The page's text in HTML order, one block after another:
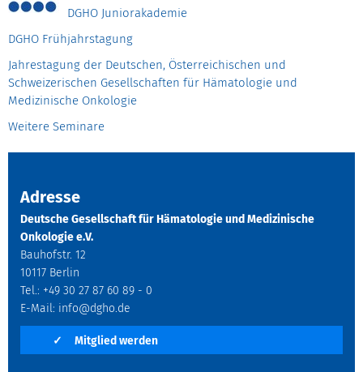
DGHO Juniorakademie
DGHO Frühjahrstagung
Jahrestagung der Deutschen, Österreichischen und
Schweizerischen Gesellschaften für Hämatologie und
Medizinische Onkologie
Weitere Seminare
Adresse
Deutsche Gesellschaft für Hämatologie und Medizinische
Onkologie e.V.
Bauhofstr. 12
10117 Berlin
Tel.: +49 30 27 87 60 89 - 0
E-Mail: info@dgho.de
✓ Mitglied werden